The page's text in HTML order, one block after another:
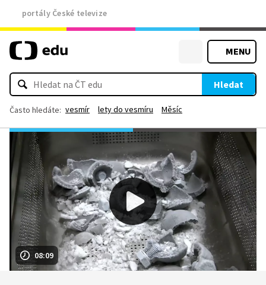
portály České televize
MENU
Hledat
Často hledáte: vesmír lety do vesmíru Měsíc
08:09